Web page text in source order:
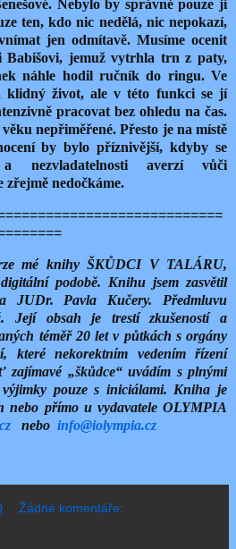
Nebylo by správné pouze ji
ten, kdo nic nedělá, nic nepokazí,
jen odmítavě. Musíme ocenit
jemuž vytrhla trn z paty,
náhle hodil ručník do ringu. Ve
klidný život, ale v této funkci se jí
pracovat bez ohledu na čas.
nepřiměřené. Přesto je na místě
by bylo příznivější, kdyby se
nezvladatelnosti averzí vůči
zřejmě nedočkáme.
mé knihy ŠKŮDCI V TALÁRU,
podobě. Knihu jsem zasvětil
JUDr. Pavla Kučery. Předmluvu
Její obsah je trestí zkušeností a
téměř 20 let v půtkách s orgány
které nekorektním vedením řízení
zajímavé „škůdce“ uvádím s plnými
pouze s iniciálami. Kniha je
nebo přímo u vydavatele OLYMPIA
nebo info@iolympia.cz
Žádné komentáře: